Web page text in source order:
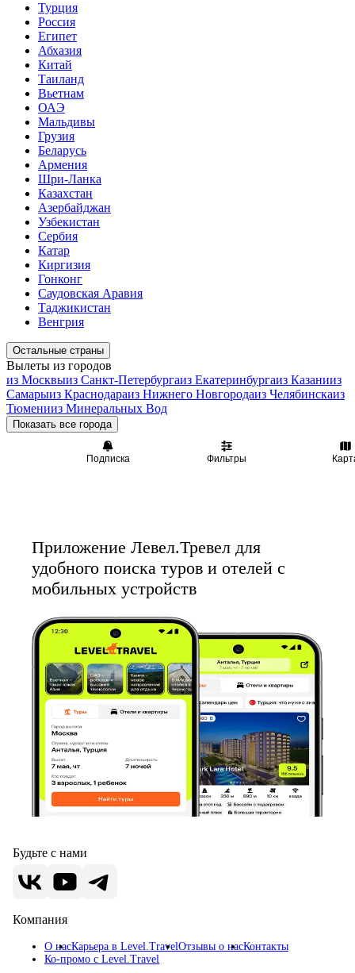
Подписка Фильтры
Турция
Россия
Египет
Абхазия
Китай
Таиланд
Вьетнам
ОАЭ
Мальдивы
Грузия
Беларусь
Армения
Шри-Ланка
Казахстан
Азербайджан
Узбекистан
Сербия
Катар
Киргизия
Гонконг
Саудовская Аравия
Таджикистан
Венгрия
Остальные страны
Вылеты из городов
из Москвыиз Санкт-Петербургаиз Екатеринбургаиз Казанииз
Самарыиз Краснодараиз Нижнего Новгородаиз Челябинскаиз
Тюменииз Минеральных Вод
Показать все города
Приложение Левел.Тревел для
удобного поиска туров и отелей с
мобильных устройств
Будьте с нами
Компания
О насКарьера в Level.TravelОтзывы о насКонтакты
Ко-промо с Level.Travel